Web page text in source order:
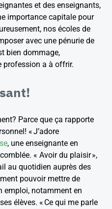
et des enseignants,
importance capitale pour
nos écoles de
avec une pénurie de
bien dommage,
profession a à offrir.
Parce que ça rapporte
« J’adore
, une enseignante en
« Avoir du plaisir »,
au quotidien auprès des
pouvoir mettre de
emploi, notamment en
élèves. « Ce qui me parle